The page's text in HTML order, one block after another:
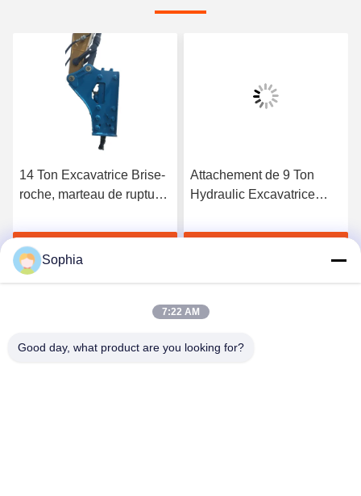
14 Ton Excavatrice Brise-
roche, marteau de rupture
PC130
Obtenez le meilleur prix
Attachement de 9 Ton
Hydraulic Excavatrice
EX60 PC308
Sophia
7:22 AM
Good day, what product are you looking for?